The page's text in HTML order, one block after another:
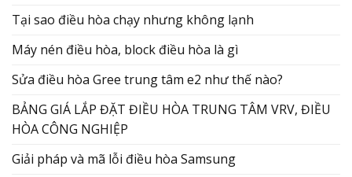
Tại sao điều hòa chạy nhưng không lạnh
Máy nén điều hòa, block điều hòa là gì
Sửa điều hòa Gree trung tâm e2 như thế nào?
BẢNG GIÁ LẮP ĐẶT ĐIỀU HÒA TRUNG TÂM VRV, ĐIỀU
HÒA CÔNG NGHIỆP
Giải pháp và mã lỗi điều hòa Samsung